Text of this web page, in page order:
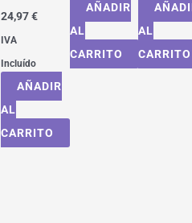
24,97€
IVA
Incluído
AÑADIR
AL
CARRITO
AÑADIR
AL
CARRITO
AL
CARRITO